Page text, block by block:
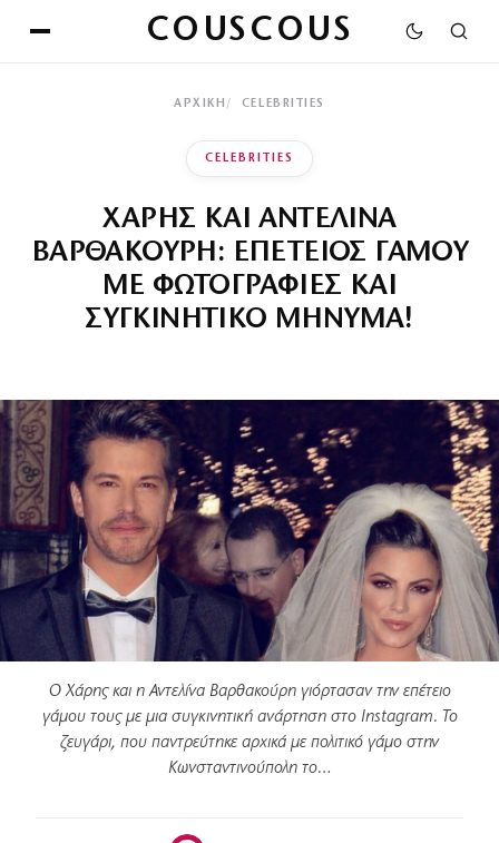
COUSCOUS
ΑΡΧΙΚΉ CELEBRITIES
CELEBRITIES
ΧΑΡΗΣ ΚΑΙ ΑΝΤΕΛΙΝΑ
ΒΑΡΘΑΚΟΥΡΗ: ΕΠΕΤΕΙΟΣ ΓΑΜΟΥ
ΜΕ ΦΩΤΟΓΡΑΦΙΕΣ ΚΑΙ
ΣΥΓΚΙΝΗΤΙΚΟ ΜΗΝΥΜΑ!
Ο Χάρης και η Αντελίνα Βαρθακούρη γιόρτασαν την επέτειο
γάμου τους με μια συγκινητική ανάρτηση στο Instagram. Το
ζευγάρι, που παντρεύτηκε αρχικά με πολιτικό γάμο στην
Κωνσταντινούπολη το…